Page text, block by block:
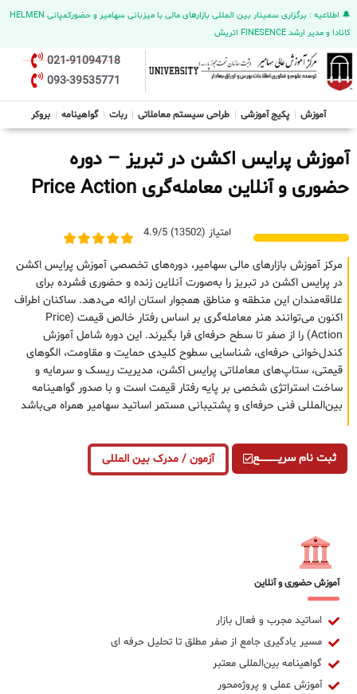
🔔 اطلاعیه : برگزاری سمینار بین المللی بازارهای مالی با میزبانی سهامیر و حضورکمپانی HELMEN
کانادا و مدیر ارشد FINESENCE اتریش
021-91094718
093-39535771
آموزش پکیج آموزشی طراحی سیستم معاملاتی ربات گواهینامه بروکر
آموزش پرایس اکشن در تبریز – دوره
حضوری و آنلاین معامله‌گری Price Action
امتیاز (13502) 4.9/5
مرکز آموزش بازارهای مالی سهامیر، دوره‌های تخصصی آموزش پرایس اکشن
در پرایس اکشن در تبریز را به‌صورت آنلاین زنده و حضوری فشرده برای
علاقه‌مندان این منطقه و مناطق همجوار استان ارائه می‌دهد. ساکنان اطراف
اکنون می‌توانند هنر معامله‌گری بر اساس رفتار خالص قیمت (Price
Action) را از صفر تا سطح حرفه‌ای فرا بگیرند. این دوره شامل آموزش
کندل‌خوانی حرفه‌ای، شناسایی سطوح کلیدی حمایت و مقاومت، الگوهای
قیمتی، ستاپ‌های معاملاتی پرایس اکشن، مدیریت ریسک و سرمایه و
ساخت استراتژی شخصی بر پایه رفتار قیمت است و با صدور گواهینامه
بین‌المللی فنی حرفه‌ای و پشتیبانی مستمر اساتید سهامیر همراه می‌باشد
ثبت نام سریــــــــــــع آزمون / مدرک بین المللی
آموزش حضوری و آنلاین
اساتید مجرب و فعال بازار
مسیر یادگیری جامع از صفر مطلق تا تحلیل حرفه ای
گواهینامه بین‌المللی معتبر
آموزش عملی و پروژه‌محور